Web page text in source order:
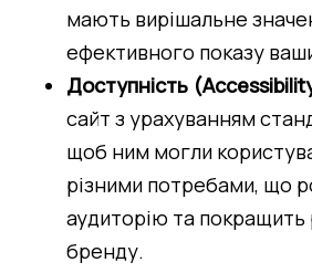
мають вирішальне
ефективного показу
Доступність
сайт з урахуванням
щоб ним могли
різними потребами, що
аудиторію та покращить
бренду.